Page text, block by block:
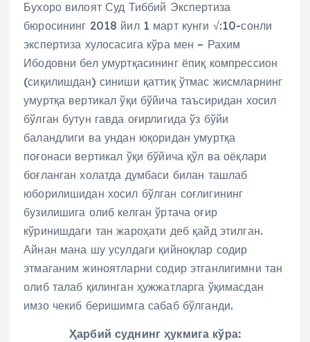
Бухоро вилоят Суд Тиббий Экспертиза
бюросининг 2018 йил 1 март кунги √:10-сонли
экспертиза хулосасига кўра мен – Рахим
Ибодовни бел умуртқасининг ёпиқ компрессион
(сиқилишдан) синиши қаттиқ ўтмас жисмларнинг
умуртқа вертикал ўқи бўйича таъсиридан хосил
бўлган бутун гавда оғирлигида ўз бўйи
баландлиги ва ундан юқоридан умуртқа
поғонаси вертикал ўқи бўйича қўл ва оёқлари
боғланган холатда думбаси билан ташлаб
юборилишидан хосил бўлган соғлигининг
бузилишига олиб келган ўртача оғир
кўринишдаги тан жароҳати деб қайд этилган.
Айнан мана шу усулдаги қийноқлар содир
этмаганим жиноятларни содир этганлигимни тан
олиб талаб қилинган ҳужжатларга ўқимасдан
имзо чекиб беришимга сабаб бўлганди.
Ҳарбий суднинг ҳукмига кўра: